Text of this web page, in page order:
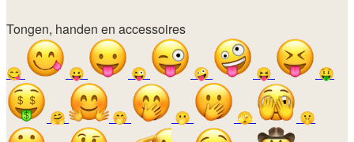
Tongen, handen en accessoires
😋 😛 😜 🤪 😝 🤑
🤗 🤭 🫢 🫣 🤫